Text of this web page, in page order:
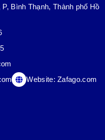
Bình Thạnh, Thành phố Hồ
Website:Zafago.com